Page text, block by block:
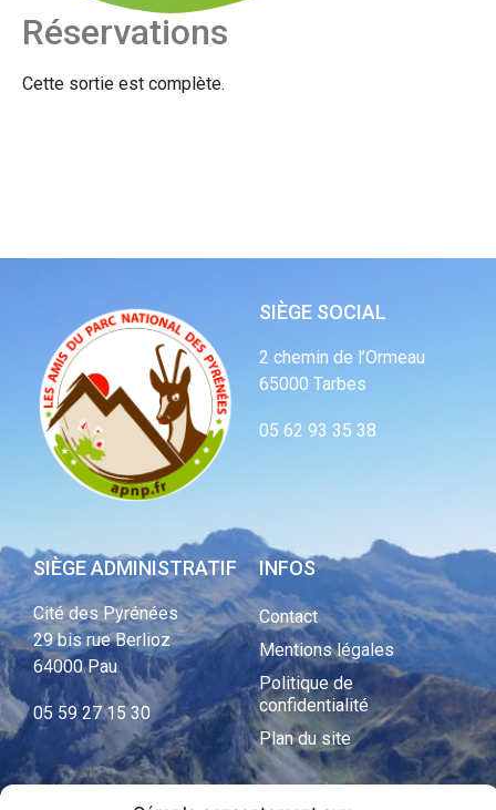
Réservations
Cette sortie est complète.
SIÈGE SOCIAL
2 chemin de l’Ormeau
65000 Tarbes
05 62 93 35 38
SIÈGE ADMINISTRATIF
Cité des Pyrénées
29 bis rue Berlioz
64000 Pau
05 59 27 15 30
INFOS
Contact
Mentions légales
Politique de
confidentialité
Plan du site